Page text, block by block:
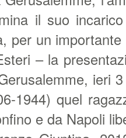
il suo
per un
– la
ieri
1944) quel
e da Napoli